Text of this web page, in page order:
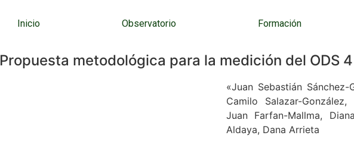
Inicio Observatorio Formación
Propuesta metodológica para la medición del ODS
«Juan Sebastián
Camilo Salazar-
Juan Farfan-Mallma,
Aldaya, Dana Arrieta